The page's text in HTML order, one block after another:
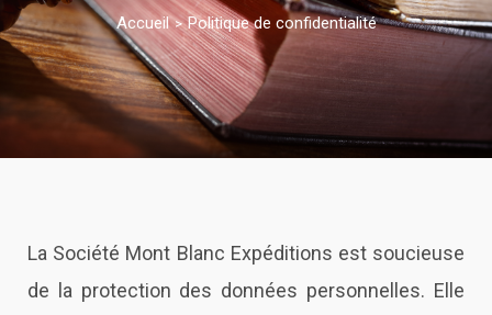
Accueil > Politique de confidentialité
La Société Mont Blanc Expéditions est soucieuse
de la protection des données personnelles. Elle